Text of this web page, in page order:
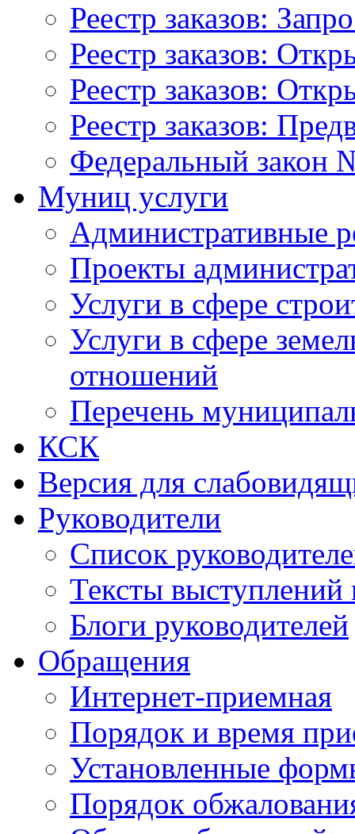
Реестр заказов:
Реестр заказов:
Реестр заказов:
Реестр заказов:
Федеральный закон
Муниц услуги
Административные
Проекты
Услуги в сфере
Услуги в сфере
отношений
Перечень
КСК
Версия для
Руководители
Список
Тексты выступлений
Блоги руководителей
Обращения
Интернет-приемная
Порядок и время
Установленные
Порядок